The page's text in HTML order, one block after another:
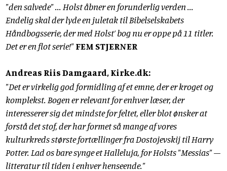
"den salvede" ... Holst åbner en forunderlig verden ...
Endelig skal der lyde en juletak til Bibelselskabets
Håndbogsserie, der med Holst’ bog nu er oppe på 11 titler.
Det er en flot serie!"FEM STJERNER
Andreas Riis Damgaard, Kirke.dk:
"Det er virkelig god formidling af et emne, der er kroget og
komplekst. Bogen er relevant for enhver læser, der
interesserer sig det mindste for feltet, eller blot ønsker at
forstå det stof, der har formet så mange af vores
kulturkreds største fortællinger fra Dostojevskij til Harry
Potter. Lad os bare synge et Halleluja, for Holsts "Messias" –
litteratur til tiden i enhver henseende."